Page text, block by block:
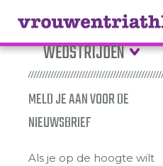
WEDSTRIJDEN
MELD JE AAN VOOR DE
NIEUWSBRIEF
Als je op de hoogte wilt